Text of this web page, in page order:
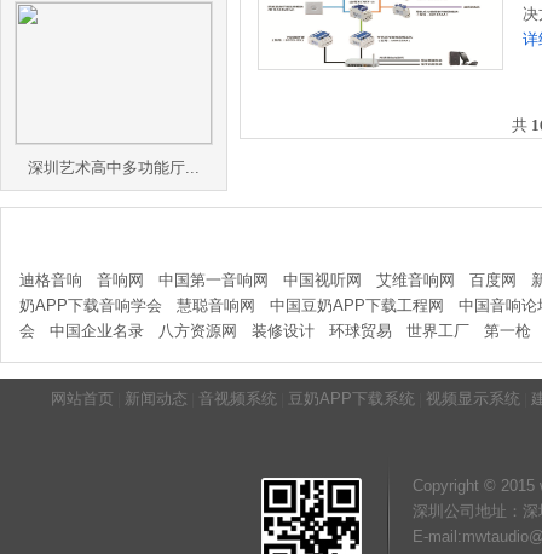
深圳艺术高中多功能厅...
决
详
共
迪格音响 音响网 中国第一音响网 中国视听网 艾维音响网 百度网
奶APP下载音响学会
慧聪音响网 中国豆奶APP下载工程网
中国音响论
会
中国企业名录 八方资源网 装修设计 环球贸易 世界工厂 第一枪
网站首页 新闻动态 音视频系统 豆奶APP下载系统 视频显示系统
Copyright © 2015
深圳公司地址
E-